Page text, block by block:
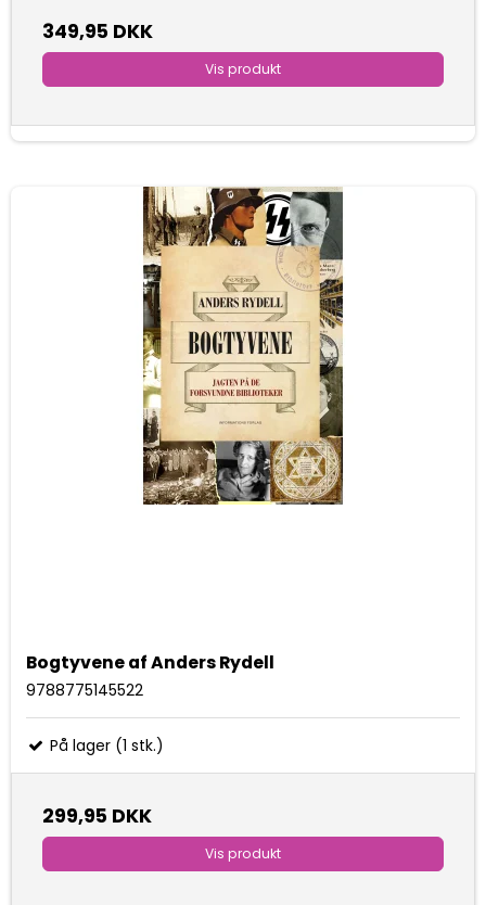
349,95 DKK
Vis produkt
Bogtyvene af Anders Rydell
9788775145522
På lager (1 stk.)
299,95 DKK
Vis produkt